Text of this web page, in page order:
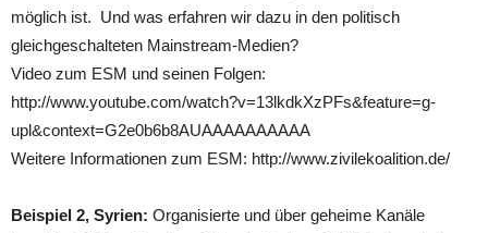
möglich ist.  Und was erfahren wir dazu in den politisch
gleichgeschalteten Mainstream-Medien?
Video zum ESM und seinen Folgen:
http://www.youtube.com/watch?v=13lkdkXzPFs&feature=g-
upl&context=G2e0b6b8AUAAAAAAAAAA
Weitere Informationen zum ESM: http://www.zivilekoalition.de/
Beispiel 2, Syrien: Organisierte und über geheime Kanäle